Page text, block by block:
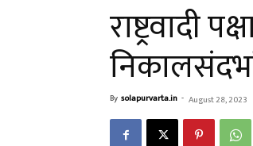
By solapurvarta.in - August 28, 2023